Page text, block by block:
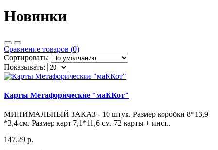
Новинки
Сравнение товаров (0)
Сортировать:
Показывать:
Карты Метафорические "маККот"
МИНИМАЛЬНЫЙ ЗАКАЗ - 10 штук. Размер коробки 8*13,9
*3,4 см. Размер карт 7,1*11,6 см. 72 карты + инст..
147.29 р.